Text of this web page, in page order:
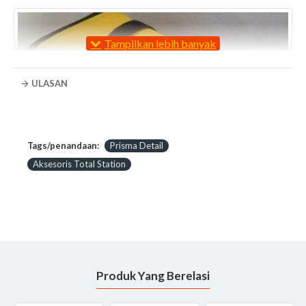
Prism Detail dan lengkapi Alat Survey Total
Stationanda dengan Harga kompetitif Tentunya Gratis
ULASAN
Tags/penandaan:
Prisma Detail
Aksesoris Total Station
Produk Yang Berelasi